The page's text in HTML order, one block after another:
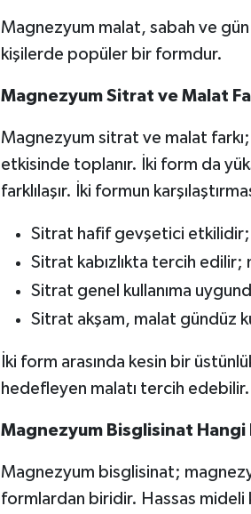
Magnezyum malat, sabah ve gün
kişilerde popüler bir formdur.
Magnezyum Sitrat ve Malat
Magnezyum sitrat ve malat
etkisinde toplanır. İki form da
farklılaşır. İki formun
Sitrat hafif gevşetici
Sitrat kabızlıkta tercih edilir;
Sitrat genel kullanıma
Sitrat akşam, malat gündüz
İki form arasında kesin bir
hedefleyen malatı tercih edebilir.
Magnezyum Bisglisinat Hangi
Magnezyum bisglisinat;
formlardan biridir. Hassas mideli